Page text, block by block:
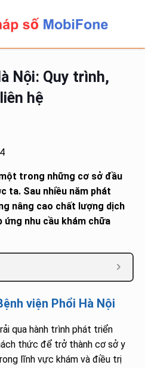
Nội: Quy trình,
hệ
trong những cơ sở đầu
ta. Sau nhiều năm phát
nâng cao chất lượng dịch
nhu cầu khám chữa
viện Phổi Hà Nội
qua hành trình phát triển
thức để trở thành cơ sở y
lĩnh vực khám và điều trị